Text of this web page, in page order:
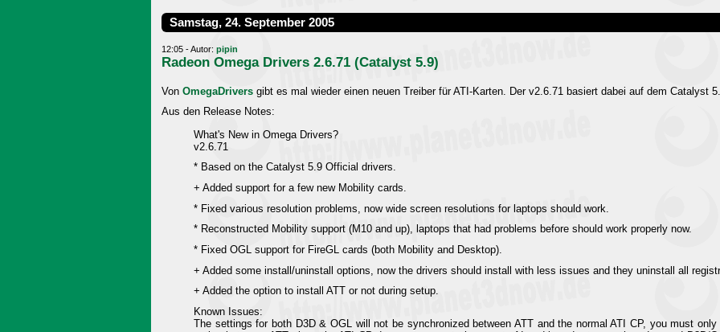
Samstag, 24. September 2005
12:05 - Autor: pipin
Radeon Omega Drivers 2.6.71 (Catalyst 5.9)
Von OmegaDrivers gibt es mal wieder einen neuen Treiber für ATI-Karten. Der v2.6.71 basiert dabei auf dem Catalyst
Aus den Release Notes:
What's New in Omega Drivers?
v2.6.71
* Based on the Catalyst 5.9 Official drivers.
+ Added support for a few new Mobility cards.
* Fixed various resolution problems, now wide screen resolutions for laptops should work.
* Reconstructed Mobility support (M10 and up), laptops that had problems before should work properly now.
* Fixed OGL support for FireGL cards (both Mobility and Desktop).
+ Added some install/uninstall options, now the drivers should install with less issues and they uninstall all
+ Added the option to install ATT or not during setup.
Known Issues:
The settings for both D3D & OGL will not be synchronized between ATT and the normal ATI CP, you must